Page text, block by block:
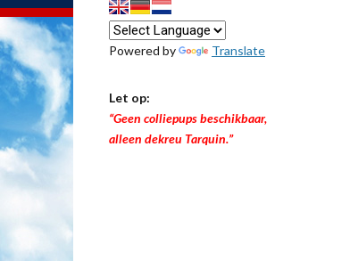
Powered by Translate
Let op:
“Geen colliepups beschikbaar,
alleen dekreu Tarquin.”